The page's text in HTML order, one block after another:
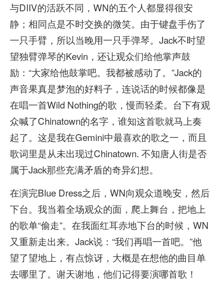
与DIIV的活跃不同，WN的五个人都显得很安
静；相同点是不时交换的微笑。由于键盘手伤了
一只手臂，所以当晚用一只手弹琴。Jack不时望
望独臂弹琴的Kevin，还让观众们给他掌声鼓
励：“大家给他鼓掌吧。我都被感动了。”Jack的
声音果真是梦泡的好料子，连说话的时候都像是
在唱一首Wild Nothing的歌，慢而轻柔。台下有观
众喊了Chinatown的名字，谁知这首歌就马上奏
起了。这是我在Gemini中最喜欢的歌之一，而且
歌词里是从未出现过Chinatown. 不知唐人街是否
属于Jack那些充满矛盾的奇异幻想。
在演完Blue Dress之后，WN向观众道晚安，然后
下台。我当着全场观众的面，爬上舞台，把地上
的歌单“偷走”。在我面红耳赤地下台的时候，WN
又重新走出来。Jack说：“我们再唱一首吧。”他
望了望地上，有点惊讶，大概是在想他的曲目单
去哪里了。谢天谢地，他们记得要演哪首歌！